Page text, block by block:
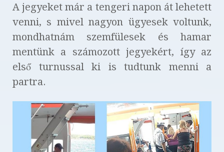
A jegyeket már a tengeri napon át lehetett
venni, s mivel nagyon ügyesek voltunk,
mondhatnám szemfülesek és hamar
mentünk a számozott jegyekért, így az
első turnussal ki is tudtunk menni a
partra.